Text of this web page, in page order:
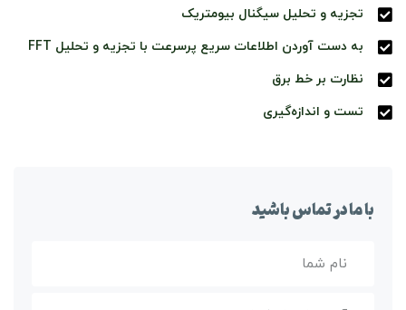
با ما در تماس باشید
تجزیه و تحلیل سیگنال بیومتریک
به دست آوردن اطلاعات سریع پرسرعت با تجزیه و تحلیل FFT
نظارت بر خط برق
تست و اندازه‌گیری